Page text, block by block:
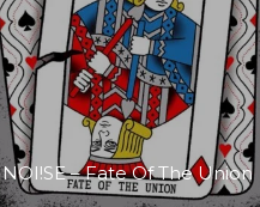
NOI!SE – Fate Of The Union